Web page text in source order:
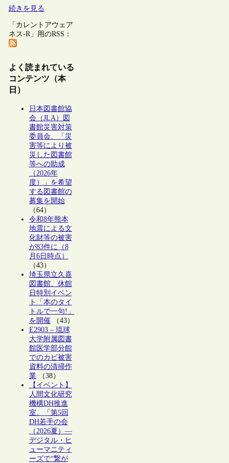
続きを見る
「カレントアウェア
ネス-R」用のRSS：
よく読まれている
コンテンツ（本
日）
日本図書館協
会（JLA）図
書館災害対策
委員会、「災
害等により被
災した図書館
等への助成
（2026年
度）」を希望
する図書館の
募集を開始
（64）
令和8年熊本
地震による文
化財等の被害
が83件に（8
月6日時点）
（43）
埼玉県立久喜
図書館、休館
日特別イベン
ト「本のタイ
トルで一句!」
を開催（43）
E2903 – 琉球
大学附属図書
館医学部分館
でのカビ被害
資料の清掃作
業（38）
【イベント】
人間文化研究
機構DH推進
室、「第5回
DH若手の会
（2026夏）―
デジタル・ヒ
ューマニティ
ーズで“繋が